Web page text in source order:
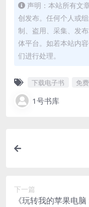
声明：本站所有文
创发布。任何个人或
制、盗用、采集、发
体平台。如若本站内
们进行处理。
下载电子书 免
1号书库
下一篇
《玩转我的苹果电